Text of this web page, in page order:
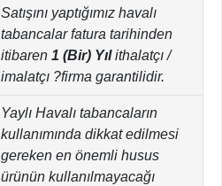
Satışını yaptığımız havalı
tabancalar fatura tarihinden
itibaren 1 (Bir) Yılithalatçı /
imalatçı ?firma garantilidir.
Yaylı Havalı tabancaların
kullanımında dikkat edilmesi
gereken en önemli husus
ürünün kullanılmayacağı